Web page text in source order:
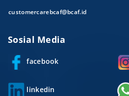
customercarebcaf@bcaf.id
Sosial Media
facebook
linkedin